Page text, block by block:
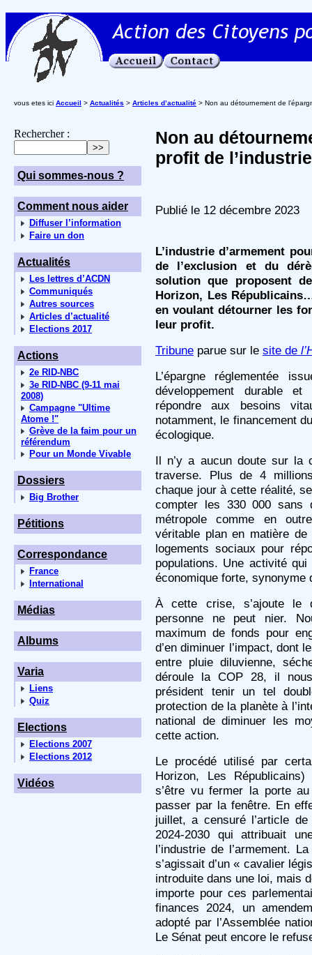
vous etes ici Accueil > Actualités > Articles d’actualité > Non au détournement de
Rechercher :
Qui sommes-nous ?
Comment nous aider
Diffuser l’information
Faire un don
Actualités
Les lettres d’ACDN
Communiqués
Autres sources
Articles d’actualité
Elections 2017
Actions
2e RID-NBC
3e RID-NBC (9-11 mai
2008)
Campagne "Ultime
Atome !"
Grève de la faim pour un
référendum
Pour un Monde Vivable
Dossiers
Big Brother
Pétitions
Correspondance
France
International
Médias
Albums
Varia
Liens
Quiz
Elections
Elections 2007
Elections 2012
Vidéos
Non au
profit de
Publié le 12 décembre 2023
L’industrie d’armement
de l’exclusion et du
solution que proposent
Horizon, Les
en voulant détourner les
leur profit.
Tribune parue sur le site de
L’épargne réglementée
développement durable
répondre aux besoins
notamment, le financement
écologique.
Il n’y a aucun doute sur la
traverse. Plus de 4
chaque jour à cette réalité,
compter les 330 000
métropole comme en
véritable plan en matière
logements sociaux pour
populations. Une activité
économique forte, synonyme
À cette crise, s’ajoute le
personne ne peut nier.
maximum de fonds pour
d’en diminuer l’impact, dont
entre pluie diluvienne,
déroule la COP 28, il
président tenir un tel
protection de la planète à
national de diminuer les
cette action.
Le procédé utilisé par
Horizon, Les
s’être vu fermer la porte
passer par la fenêtre. En
juillet, a censuré l’article
2024-2030 qui attribuait
l’industrie de l’armement.
s’agissait d’un « cavalier
introduite dans une loi, mais
importe pour ces
finances 2024, un
adopté par l’Assemblée
Le Sénat peut encore le